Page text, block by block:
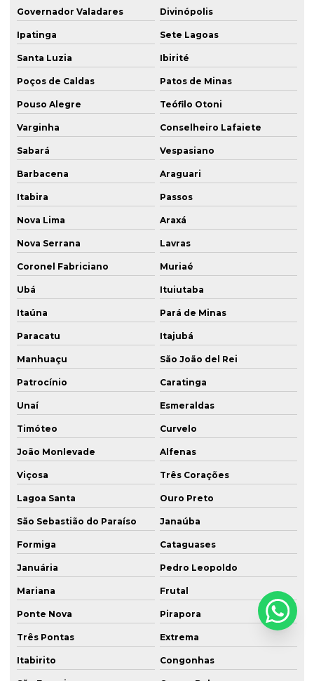
Governador Valadares Divinópolis
Ipatinga Sete Lagoas
Santa Luzia Ibirité
Poços de Caldas Patos de Minas
Pouso Alegre Teófilo Otoni
Varginha Conselheiro Lafaiete
Sabará Vespasiano
Barbacena Araguari
Itabira Passos
Nova Lima Araxá
Nova Serrana Lavras
Coronel Fabriciano Muriaé
Ubá Ituiutaba
Itaúna Pará de Minas
Paracatu Itajubá
Manhuaçu São João del Rei
Patrocínio Caratinga
Unaí Esmeraldas
Timóteo Curvelo
João Monlevade Alfenas
Viçosa Três Corações
Lagoa Santa Ouro Preto
São Sebastião do Paraíso Janaúba
Formiga Cataguases
Januária Pedro Leopoldo
Mariana Frutal
Ponte Nova Pirapora
Três Pontas Extrema
Itabirito Congonhas